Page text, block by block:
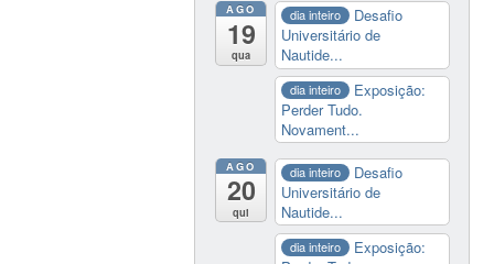
AGO
19
qua
dia inteiro
Desafio
Universitário de
Nautide...
dia inteiro
Exposição:
Perder Tudo.
Novament...
AGO
20
qui
dia inteiro
Desafio
Universitário de
Nautide...
dia inteiro
Exposição: